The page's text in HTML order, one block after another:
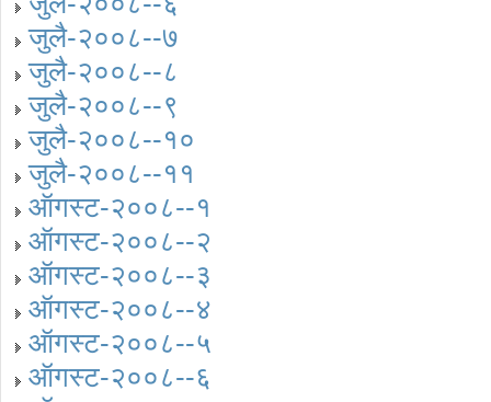
जुलै-२००८--७
जुलै-२००८--८
जुलै-२००८--९
जुलै-२००८--१०
जुलै-२००८--११
ऑगस्ट-२००८--१
ऑगस्ट-२००८--२
ऑगस्ट-२००८--३
ऑगस्ट-२००८--४
ऑगस्ट-२००८--५
ऑगस्ट-२००८--६